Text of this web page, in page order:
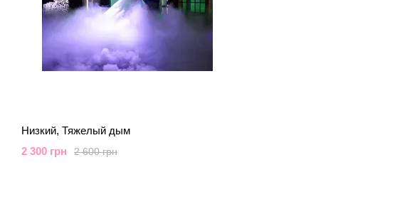
Низкий, Тяжелый дым
2 600 грн
2 300 грн